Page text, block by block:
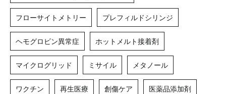
フローサイトメトリー プレフィルドシリンジ
ヘモグロビン異常症 ホットメルト接着剤
マイクログリッド ミサイル メタノール
ワクチン 再生医療 創傷ケア 医薬品添加剤